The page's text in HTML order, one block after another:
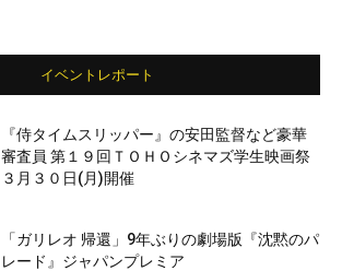
イベントレポート
『侍タイムスリッパー』の安田監督など豪華
審査員 第１９回ＴＯＨＯシネマズ学生映画祭
３月３０日(月)開催
「ガリレオ 帰還」9年ぶりの劇場版『沈黙のパ
レード』ジャパンプレミア